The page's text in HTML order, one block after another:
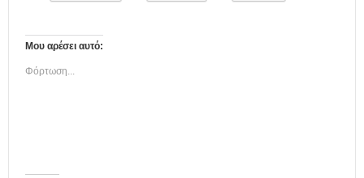
Μου αρέσει αυτό:
Φόρτωση...